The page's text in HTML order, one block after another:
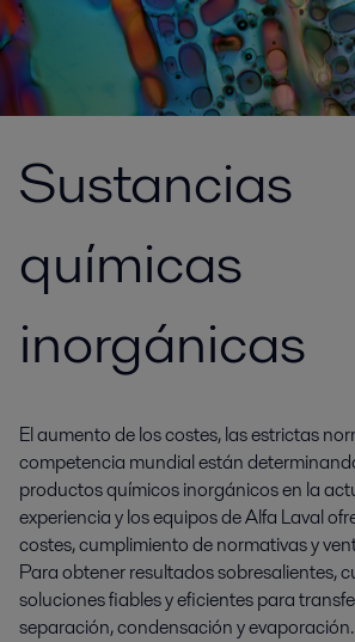
Sustancias
químicas
inorgánicas
El aumento de los costes, las estrictas
competencia mundial están
productos químicos inorgánicos en la
experiencia y los equipos de Alfa Laval
costes, cumplimiento de normativas y
Para obtener resultados sobresalientes,
soluciones fiables y eficientes para
separación, condensación y evaporación.